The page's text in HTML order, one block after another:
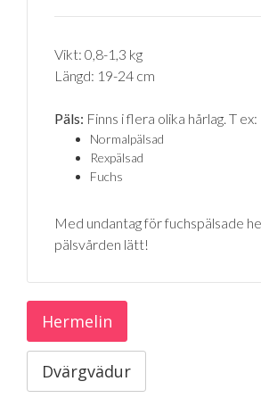
Vikt: 0,8-1,3 kg
Längd: 19-24 cm
Päls: Finns i flera olika hårlag. T ex:
Normalpälsad
Rexpälsad
Fuchs
Med undantag för fuchspälsade
pälsvården lätt!
Hermelin
Dvärgvädur